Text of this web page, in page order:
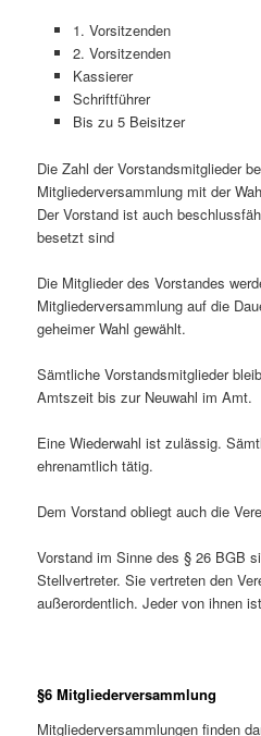
1. Vorsitzenden
2. Vorsitzenden
Kassierer
Schriftführer
Bis zu 5 Beisitzer
Die Zahl der Vorstandsmitglieder
Mitgliederversammlung mit der
Der Vorstand ist auch
besetzt sind
Die Mitglieder des Vorstandes
Mitgliederversammlung auf die
geheimer Wahl gewählt.
Sämtliche Vorstandsmitglieder
Amtszeit bis zur Neuwahl im Amt.
Eine Wiederwahl ist zulässig.
ehrenamtlich tätig.
Dem Vorstand obliegt auch die
Vorstand im Sinne des § 26 BGB
Stellvertreter. Sie vertreten den
außerordentlich. Jeder von ihnen
§6 Mitgliederversammlung
Mitgliederversammlungen finden